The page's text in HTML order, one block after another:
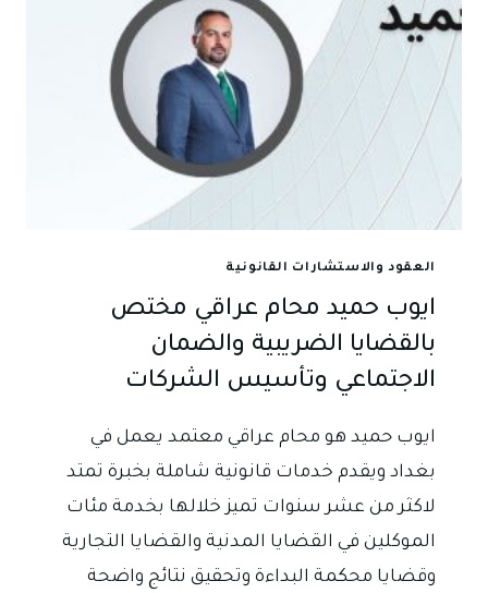
العقود والاستشارات القانونية
ايوب حميد محام عراقي مختص
بالقضايا الضريبية والضمان
الاجتماعي وتأسيس الشركات
ايوب حميد هو محام عراقي معتمد يعمل في
بغداد ويقدم خدمات قانونية شاملة بخبرة تمتد
لاكثر من عشر سنوات تميز خلالها بخدمة مئات
الموكلين في القضايا المدنية والقضايا التجارية
وقضايا محكمة البداءة وتحقيق نتائج واضحة